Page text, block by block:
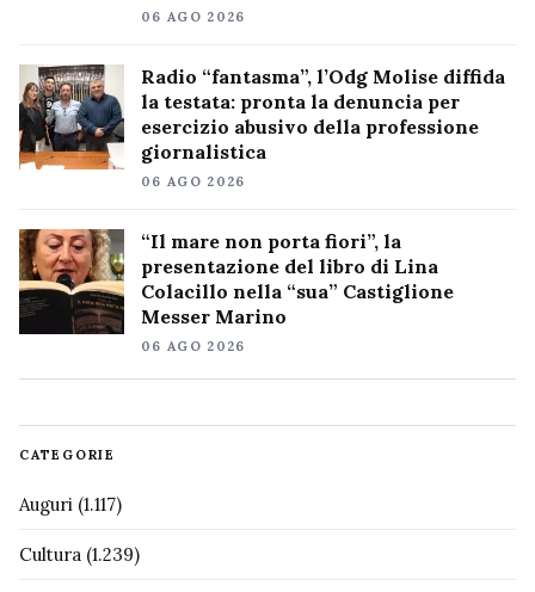
06 AGO 2026
Radio “fantasma”, l’Odg Molise diffida
la testata: pronta la denuncia per
esercizio abusivo della professione
giornalistica
06 AGO 2026
“Il mare non porta fiori”, la
presentazione del libro di Lina
Colacillo nella “sua” Castiglione
Messer Marino
06 AGO 2026
CATEGORIE
Auguri (1.117)
Cultura (1.239)